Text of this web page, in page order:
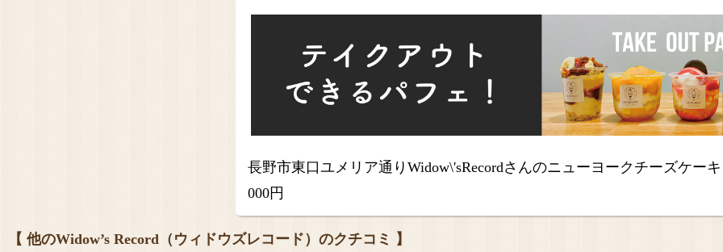
長野市東口ユメリア通りWidow\'sRecordさんのニューヨークチーズケー
000円
【 他のWidow’s Record（ウィドウズレコード）のクチコミ 】